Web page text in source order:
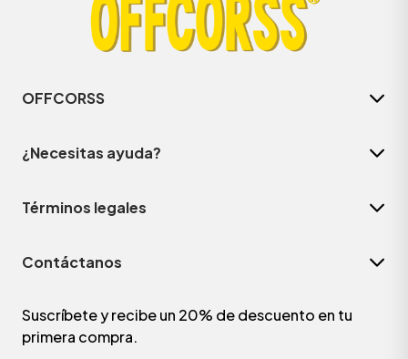
OFFCORSS
¿Necesitas ayuda?
Términos legales
Contáctanos
Suscríbete y recibe un 20% de descuento en tu
primera compra.